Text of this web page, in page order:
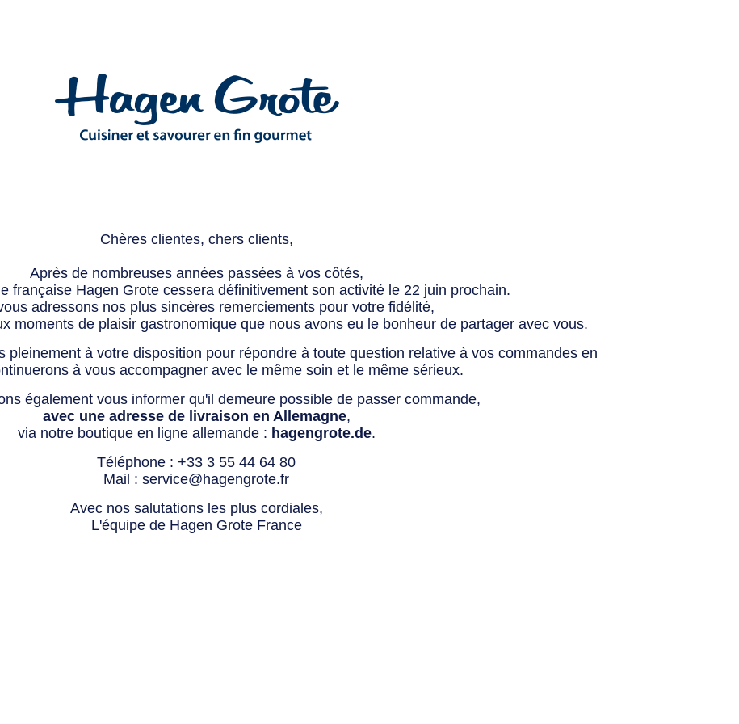
Chères clientes, chers clients,
Après de nombreuses années passées à vos côtés,
française Hagen Grote cessera définitivement son activité le 22 juin prochain.
adressons nos plus sincères remerciements pour votre fidélité,
moments de plaisir gastronomique que nous avons eu le bonheur de partager avec vous.
pleinement à votre disposition pour répondre à toute question relative à vos commandes en
à vous accompagner avec le même soin et le même sérieux.
également vous informer qu'il demeure possible de passer commande,
avec une adresse de livraison en Allemagne,
via notre boutique en ligne allemande : hagengrote.de.
Téléphone : +33 3 55 44 64 80
Mail : service@hagengrote.fr
Avec nos salutations les plus cordiales,
L'équipe de Hagen Grote France